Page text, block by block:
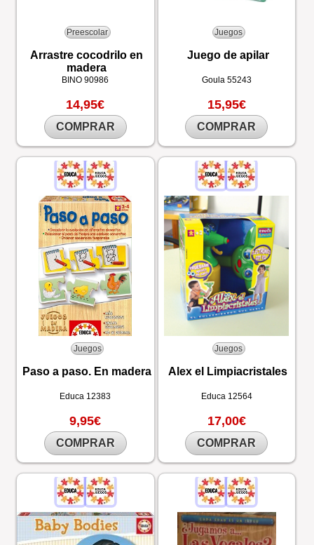
Preescolar
Arrastre cocodrilo en
madera
BINO90986
14,95€
COMPRAR
Juegos
Juego de apilar
Goula 55243
15,95€
COMPRAR
Juegos
Paso a paso. En madera
Educa 12383
9,95€
COMPRAR
Juegos
Alex el Limpiacristales
Educa 12564
17,00€
COMPRAR